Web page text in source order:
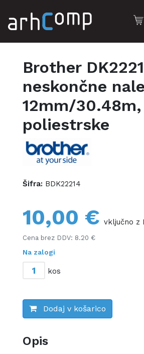
Brother
neskončne
12mm/30.48m,
poliestrske
Šifra: BDK22214
10,00 € vključno z
Cena brez DDV: 8.20 €
Na zalogi
kos
Dodaj v košarico
Opis